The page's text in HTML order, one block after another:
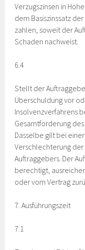
Verzugszinsen in
dem Basiszinssatz
zahlen, soweit der
Schaden nachweist.
6.4
Stellt der
Überschuldung vor
Insolvenzverfahrens
Gesamtforderung
Dasselbe gilt bei
Verschlechterung
Auftraggebers. Der
berechtigt,
oder vom Vertrag
7. Ausführungszeit
7.1